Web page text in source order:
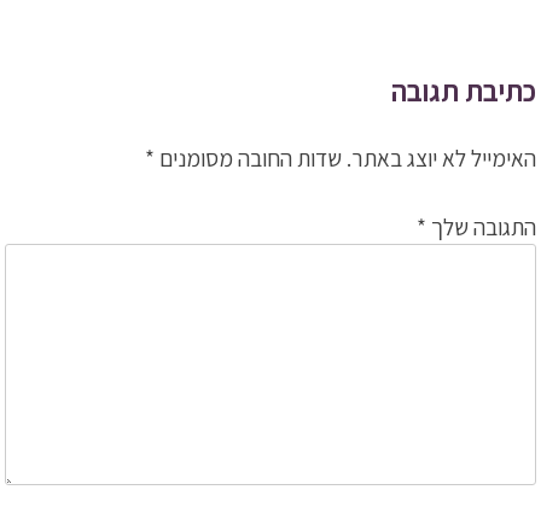
כתיבת תגובה
האימייל לא יוצג באתר. שדות החובה מסומנים *
התגובה שלך *